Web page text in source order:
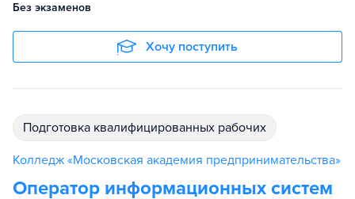
Без экзаменов
Хочу поступить
подготовка квалифицированных рабочих
Колледж «Московская академия предпринимательства»
Оператор информационных систем